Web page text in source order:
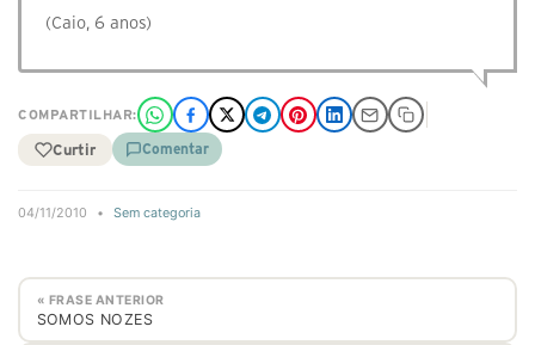
(Caio, 6 anos)
COMPARTILHAR:
Curtir Comentar
04/11/2010 • Sem categoria
« FRASE ANTERIOR
SOMOS NOZES